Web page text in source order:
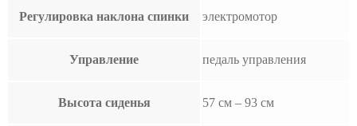
Регулировка наклона спинки электромотор
Управление педаль управления
Высота сиденья 57 см – 93 см